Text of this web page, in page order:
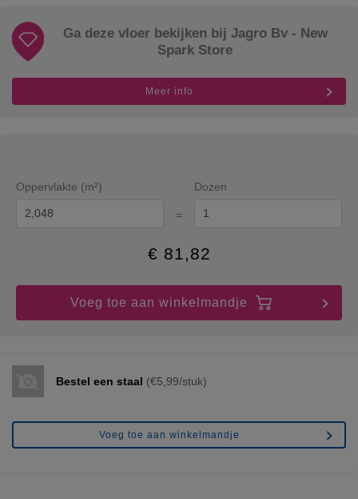
Ga deze vloer bekijken bij Jagro Bv - New
Spark Store
Meer info
Oppervlakte (m²)
=
Dozen
€ 81,82
Voeg toe aan winkelmandje
Bestel een staal (€5,99/stuk)
Voeg toe aan winkelmandje